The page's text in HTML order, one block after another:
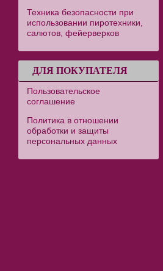
Техника безопасности при
использовании пиротехники,
салютов, фейерверков
ДЛЯ ПОКУПАТЕЛЯ
Пользовательское
соглашение
Политика в отношении
обработки и защиты
персональных данных